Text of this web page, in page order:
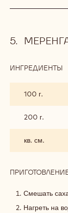
ИНГРЕДИЕНТЫ
100 г.
200 г.
кв. см.
Смешать
Нагреть на